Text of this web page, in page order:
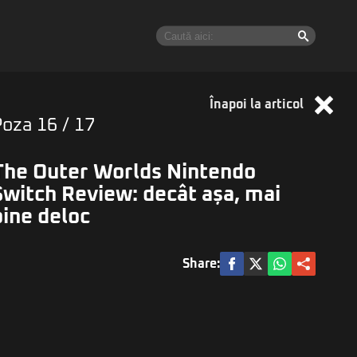
Înapoi la articol
16 / 17
Outer Worlds Nintendo
Review: decât așa, mai
deloc
Share: